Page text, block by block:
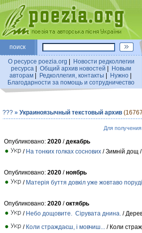
поиск
О ресурсе poezia.org
Новости редколлегии
ресурса
Общий архив новостей
Новым
авторам| Редколлегия, контакты Нужно|
Благодарности за помощь и сотрудничество
??? » Украиноязычный текстовый архив
Для получения
Опубликовано: 2020 /декабрь
/ На тонких голках соснових / Зимній дощ /
Опубликовано: 2020 /ноябрь
/ Матерія буття довкіл уже жовтаво
Опубликовано: 2020 /октябрь
/ Небо дощовите. Сірувата днина. /
/ Коли страждаєш, і мовчиш... / Коли